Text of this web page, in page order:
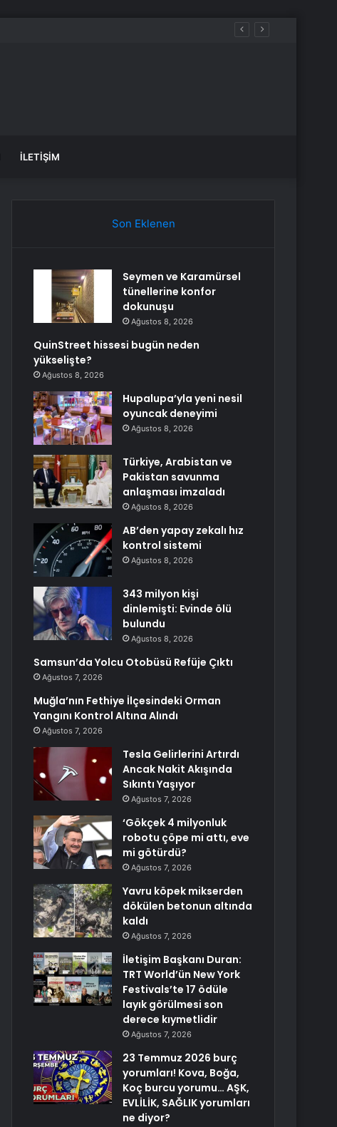
İLETIŞIM
Son Eklenen
Seymen ve Karamürsel
tünellerine konfor
dokunuşu
Ağustos 8, 2026
QuinStreet hissesi bugün neden
yükselişte?
Ağustos 8, 2026
Hupalupa’yla yeni nesil
oyuncak deneyimi
Ağustos 8, 2026
Türkiye, Arabistan ve
Pakistan savunma
anlaşması imzaladı
Ağustos 8, 2026
AB’den yapay zekalı hız
kontrol sistemi
Ağustos 8, 2026
343 milyon kişi
dinlemişti: Evinde ölü
bulundu
Ağustos 8, 2026
Samsun’da Yolcu Otobüsü Refüje Çıktı
Ağustos 7, 2026
Muğla’nın Fethiye İlçesindeki Orman
Yangını Kontrol Altına Alındı
Ağustos 7, 2026
Tesla Gelirlerini Artırdı
Ancak Nakit Akışında
Sıkıntı Yaşıyor
Ağustos 7, 2026
‘Gökçek 4 milyonluk
robotu çöpe mi attı, eve
mi götürdü?
Ağustos 7, 2026
Yavru köpek mikserden
dökülen betonun altında
kaldı
Ağustos 7, 2026
İletişim Başkanı Duran:
TRT World’ün New York
Festivals’te 17 ödüle
layık görülmesi son
derece kıymetlidir
Ağustos 7, 2026
23 Temmuz 2026 burç
yorumları! Kova, Boğa,
Koç burcu yorumu… AŞK,
EVLİLİK, SAĞLIK yorumları
ne diyor?